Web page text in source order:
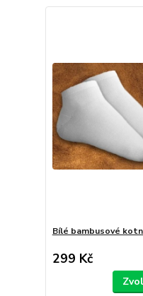
Bílé bambusové
299 Kč